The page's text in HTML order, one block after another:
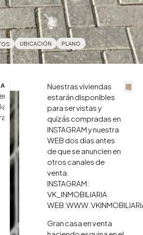
UBICACIÓN PLANO
Balcón,
Nuestras viviendas
estarán disponibles
para ser vistas y
quizás compradas en
INSTAGRAM y nuestra
WEB dos días antes
de que se anuncien en
otros canales de
venta.
INSTAGRAM:
VK_INMOBILIARIA
Gran casa en venta